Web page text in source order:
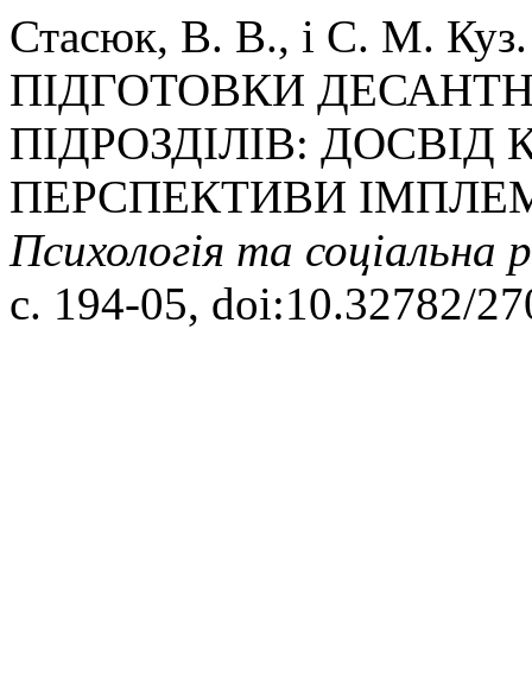
Стасюк, В. В., і С. М.
ПІДГОТОВКИ
ПІДРОЗДІЛІВ: ДОСВІД
ПЕРСПЕКТИВИ
Психологія та соціальна
с. 194-05, doi:10.32782/